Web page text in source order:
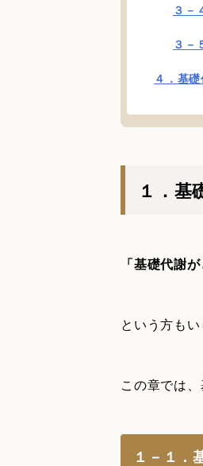
３－
３－
４．基
１．基
「基礎代謝
という方も
この章では
１－１．